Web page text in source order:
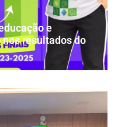
e
resultados do